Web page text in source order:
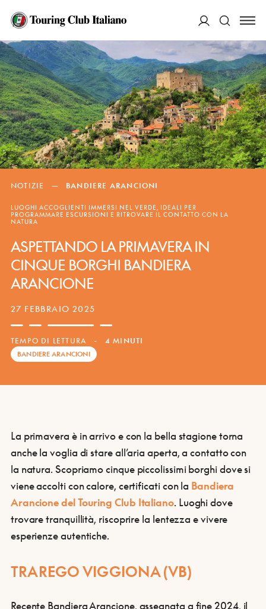
Cerca
NOTIZIE — BANDIERE ARANCIONI
LUOGHI ACCOGLIENTI IMMERSI NEL VERDE, IDEALI PER
PROGRAMMARE ESCURSIONI E RITROVARE IL CONTATTO CON LA
NATURA
ASPETTANDO LA PRIMAVERA IN
CINQUE BORGHI BANDIERA
ARANCIONE
27 FEBBRAIO 2025
TEMPO DI LETTURA - 4 MINUTI
BANDIERE ARANCIONI
La primavera è in arrivo e con la bella stagione torna
anche la voglia di stare all’aria aperta, a contatto con
la natura. Scopriamo cinque piccolissimi borghi dove si
viene accolti con calore, certificati con la Bandiera
Arancione del Touring Club Italiano. Luoghi dove
trovare tranquillità, riscoprire la lentezza e vivere
esperienze autentiche.
TRAREGO VIGGIONA (VB)
Recente Bandiera Arancione, assegnata a fine 2024, il